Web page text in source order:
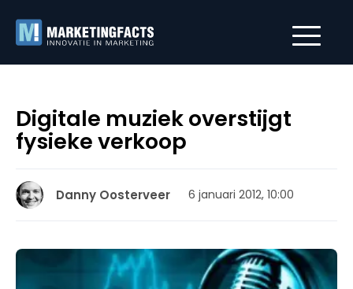
Digitale muziek overstijgt
fysieke verkoop
Danny Oosterveer 6 januari 2012, 10:00